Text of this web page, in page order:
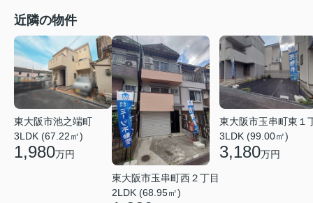
近隣の物件
東大阪市池之端町
3LDK (67.22㎡)
1,980万円
東大阪市玉串町西２丁目
2LDK (68.95㎡)
東大阪市玉串町東１
3LDK (99.00㎡)
3,180万円